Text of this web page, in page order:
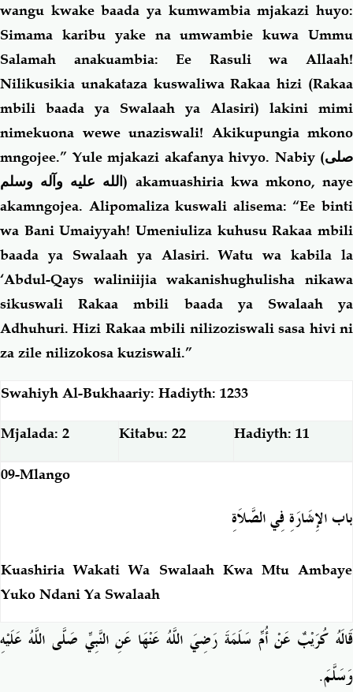
wangu kwake baada ya kumwambia mjakazi huyo:
Simama karibu yake na umwambie kuwa Ummu
Salamah anakuambia: Ee Rasuli wa Allaah!
Nilikusikia unakataza kuswaliwa Rakaa hizi (Rakaa
mbili baada ya Swalaah ya Alasiri) lakini mimi
nimekuona wewe unaziswali! Akikupungia mkono
mngojee.” Yule mjakazi akafanya hivyo. Nabiy (صلى
الله عليه وآله وسلم) akamuashiria kwa mkono, naye
akamngojea. Alipomaliza kuswali alisema: “Ee binti
wa Bani Umaiyyah! Umeniuliza kuhusu Rakaa mbili
baada ya Swalaah ya Alasiri. Watu wa kabila la
‘Abdul-Qays waliniijia wakanishughulisha nikawa
sikuswali Rakaa mbili baada ya Swalaah ya
Adhuhuri. Hizi Rakaa mbili nilizoziswali sasa hivi ni
za zile nilizokosa kuziswali.”
Swahiyh Al-Bukhaariy: Hadiyth: 1233
Mjalada: 2 Kitabu: 22 Hadiyth: 11
09-Mlango
باب الإِشَارَةِ فِي الصَّلاَةِ
Kuashiria Wakati Wa Swalaah Kwa Mtu Ambaye
Yuko Ndani Ya Swalaah
قَالَهُ كُرَيْبٌ عَنْ أُمِّ سَلَمَةَ رَضِيَ اللَّهُ عَنْهَا عَنِ النَّبِيِّ صَلَّى اللَّهُ عَلَيْهِ
وَسَلَّمَ.